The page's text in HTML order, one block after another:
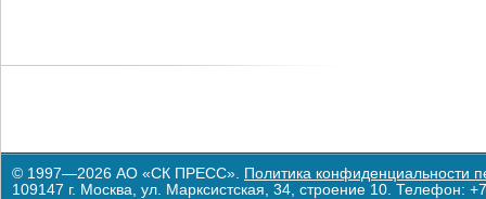
© 1997—2026 АО «СК ПРЕСС». Политика конфиденциальности
109147 г. Москва, ул. Марксистская, 34, строение 10. Телефон: